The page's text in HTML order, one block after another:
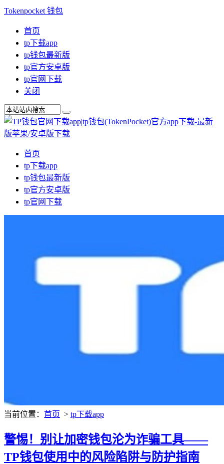
Tokenpocket 钱包
首页
tp下载app
tp钱包最新版
tp官方安卓版
tp官网下载
关闭
首页
tp下载app
tp钱包最新版
tp官方安卓版
tp官网下载
当前位置： 首页 > tp下载app
警惕！别让加密钱包沦为诈骗工具——
TP钱包使用中的风险陷阱与防护指南